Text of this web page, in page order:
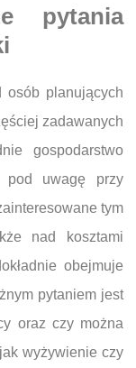
pytania
osób planujących
zadawanych
gospodarstwo
pod uwagę przy
tym
nad kosztami
obejmuje
pytaniem jest
oraz czy można
wyżywienie czy